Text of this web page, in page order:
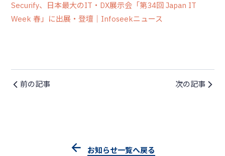
Securify、日本最大のIT・DX展示会「第34回 Japan IT
Week 春」に出展・登壇｜Infoseekニュース
前の記事 次の記事
お知らせ一覧へ戻る